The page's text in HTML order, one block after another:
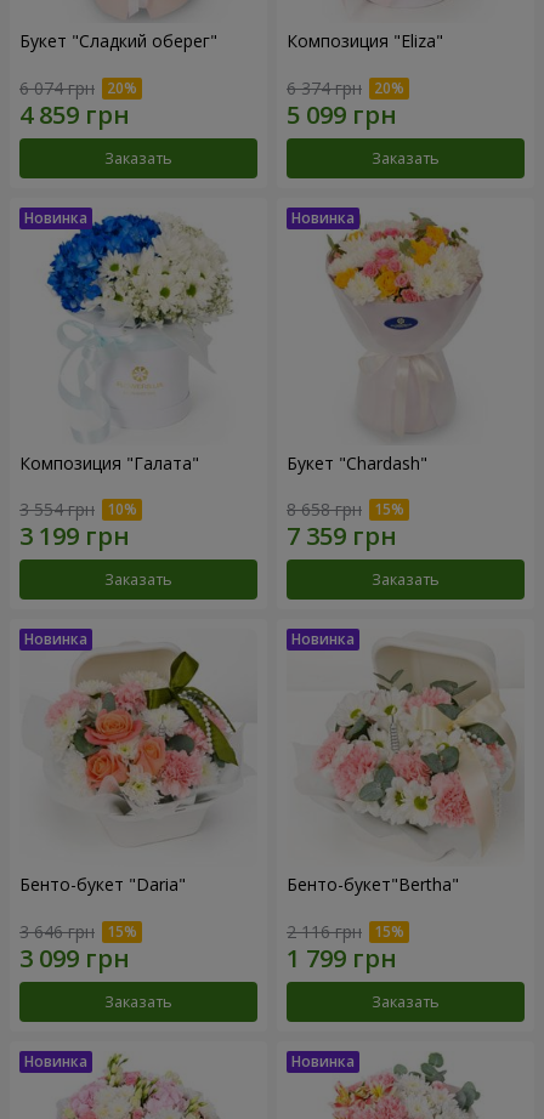
Букет "Сладкий оберег"
6 074 грн
Заказать
Композиция "Eliza"
6 374 грн
Заказать
Композиция "Галата"
3 554 грн
Заказать
Букет "Chardash"
8 658 грн
Заказать
Бенто-букет "Daria"
3 646 грн
Заказать
Бенто-букет"Bertha"
2 116 грн
Заказать